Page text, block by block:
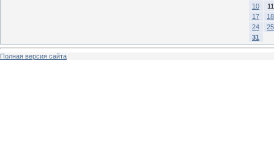
10
11
17
18
24
25
31
Полная версия сайта